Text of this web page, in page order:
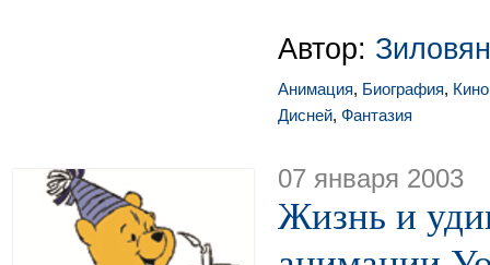
Автор:
Анимация, Биография, Кино
Дисней, Фантазия
07 января 2003
Жизнь и